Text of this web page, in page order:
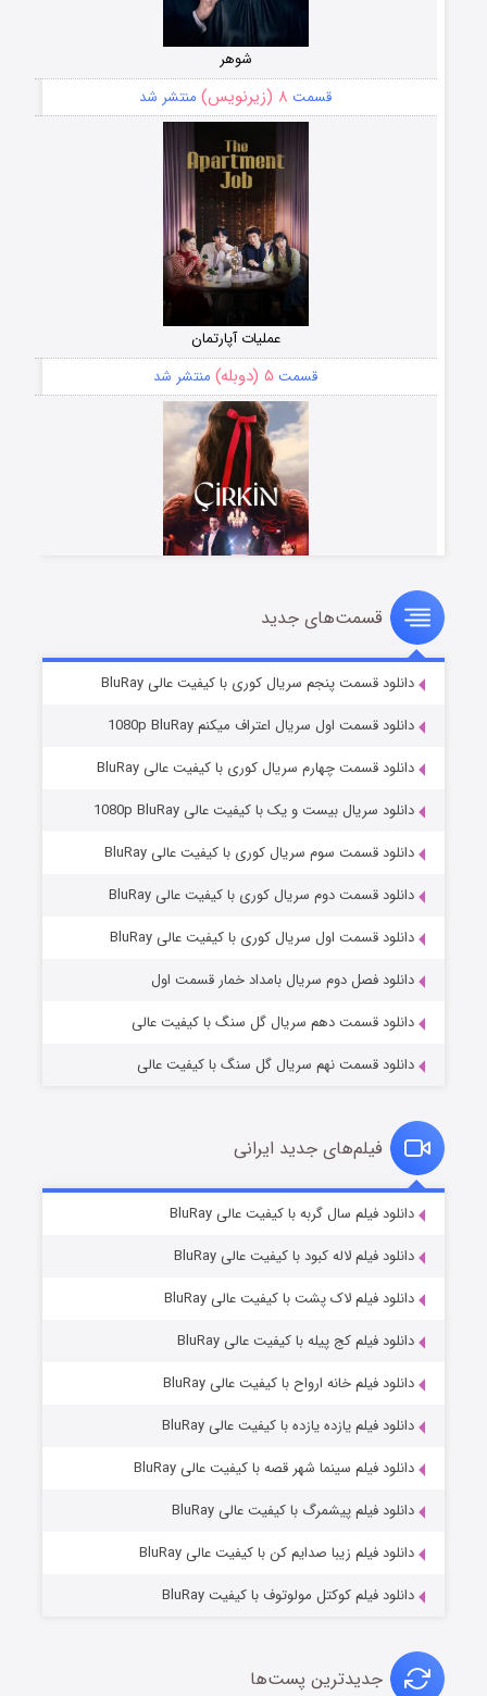
شوهر
قسمت ۸ (زیرنویس) منتشر شد
عملیات آپارتمان
قسمت ۵ (دوبله) منتشر شد
سریال زشت
قسمت۲ (زیرنویس) منتشر شد
مردگان متحرک: شهر مرده ۳
قسمت۲ (زیرنویس) منتشر شد
قسمت۷ (زیرنویس) منتشر شد
قسمت‌های جدید
دانلود قسمت پنجم سریال کوری با کیفیت عالی BluRay
دانلود قسمت اول سریال اعتراف میکنم 1080p BluRay
دانلود قسمت چهارم سریال کوری با کیفیت عالی BluRay
دانلود سریال بیست و یک با کیفیت عالی 1080p BluRay
دانلود قسمت سوم سریال کوری با کیفیت عالی BluRay
دانلود قسمت دوم سریال کوری با کیفیت عالی BluRay
دانلود قسمت اول سریال کوری با کیفیت عالی BluRay
دانلود فصل دوم سریال بامداد خمار قسمت اول
دانلود قسمت دهم سریال گل سنگ با کیفیت عالی
دانلود قسمت نهم سریال گل سنگ با کیفیت عالی
فیلم‌های جدید ایرانی
دانلود فیلم سال گربه با کیفیت عالی BluRay
دانلود فیلم لاله کبود با کیفیت عالی BluRay
دانلود فیلم لاک پشت با کیفیت عالی BluRay
دانلود فیلم کج‌ پیله با کیفیت عالی BluRay
دانلود فیلم خانه ارواح با کیفیت عالی BluRay
دانلود فیلم یازده یازده با کیفیت عالی BluRay
دانلود فیلم سینما شهر قصه با کیفیت عالی BluRay
دانلود فیلم پیشمرگ با کیفیت عالی BluRay
دانلود فیلم زیبا صدایم کن با کیفیت عالی BluRay
دانلود فیلم کوکتل مولوتوف با کیفیت BluRay
جدیدترین پست‌ها